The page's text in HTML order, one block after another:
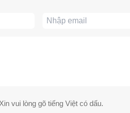
vui lòng gõ tiếng Việt có dấu.